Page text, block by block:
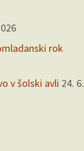
rok
v šolski avli 24. 6.